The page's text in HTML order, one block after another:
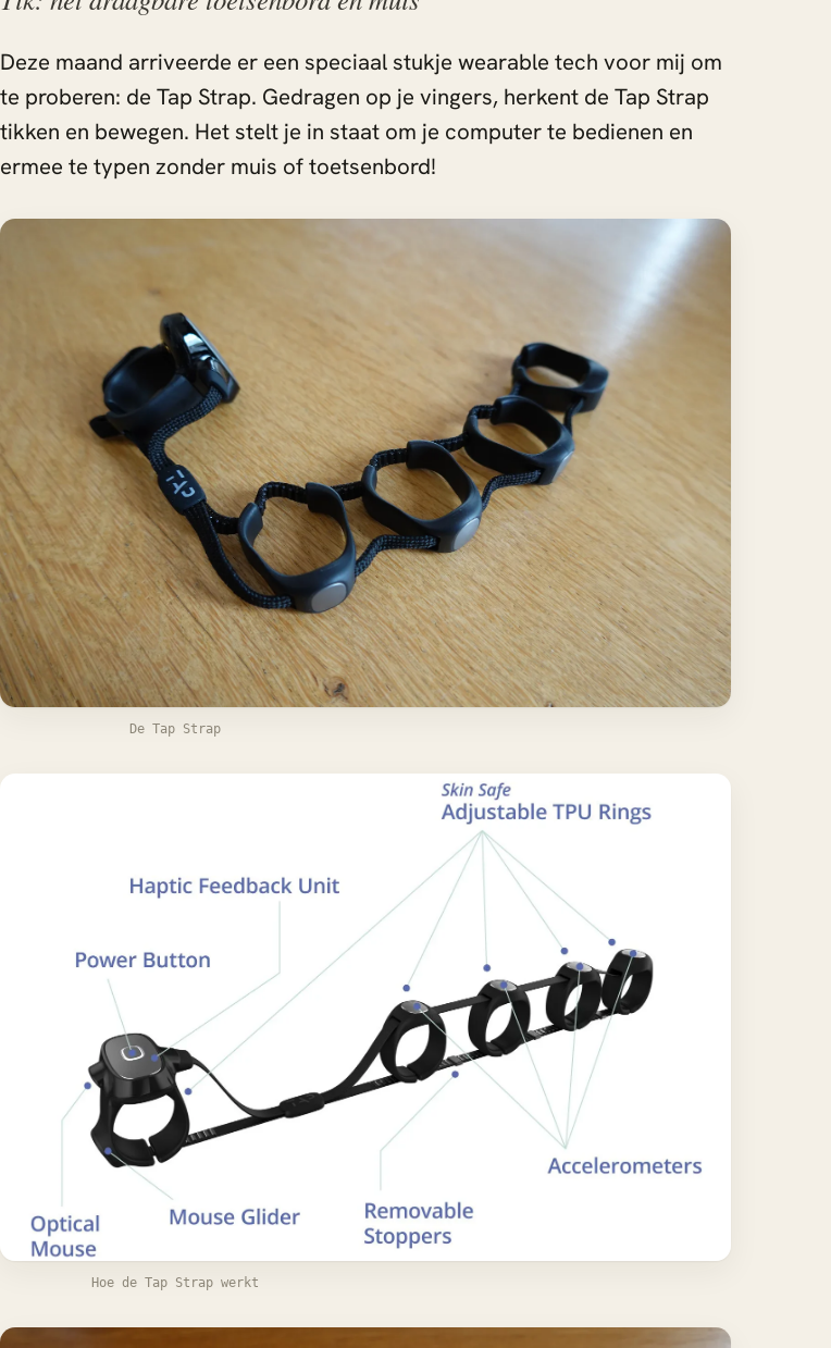
Deze maand arriveerde er een speciaal stukje wearable tech voor mij om
te proberen: de Tap Strap. Gedragen op je vingers, herkent de Tap Strap
tikken en bewegen. Het stelt je in staat om je computer te bedienen en
ermee te typen zonder muis of toetsenbord!
De Tap Strap
Hoe de Tap Strap werkt